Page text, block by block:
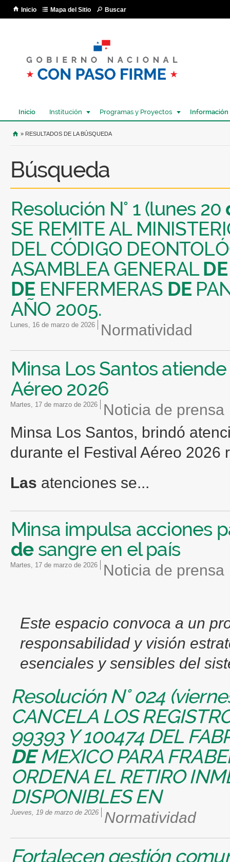
Inicio Mapa del Sitio Buscar
Inicio Institución Programas y Proyectos Información
USTED SE ENCUENTRA AQUÍ
» RESULTADOS DE LA BÚSQUEDA
Búsqueda
Resolución N° 1 (lunes 20
SE REMITE AL
DEL CÓDIGO
ASAMBLEA GENERALDE
DE ENFERMERAS DE
AÑO 2005.
lunes, 16 de marzo de 2026 Normatividad
Minsa Los Santos
Aéreo 2026
martes, 17 de marzo de 2026
Noticia de prensa
Minsa Los Santos, brindó
durante el Festival Aéreo
Las atenciones se...
Minsa impulsa acciones
desangre en el país
martes, 17 de marzo de 2026 Noticia de prensa
Este espacio convoca a un
responsabilidad y visión
esenciales y sensibles del
Resolución N° 024
CANCELA LOS
99393 Y 100474 DEL
DEMEXICO PARA
ORDENA EL RETIRO
DISPONIBLES EN
jueves, 19 de marzo de 2026 Normatividad
Fortalecen gestión